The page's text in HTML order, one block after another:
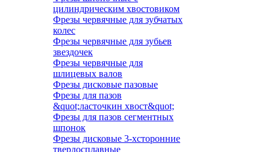
цилиндрическим хвостовиком
Фрезы червячные для зубчатых
колес
Фрезы червячные для зубьев
звездочек
Фрезы червячные для
шлицевых валов
Фрезы дисковые пазовые
Фрезы для пазов
&quot;ласточкин хвост&quot;
Фрезы для пазов сегментных
шпонок
Фрезы дисковые 3-хсторонние
твердосплавные